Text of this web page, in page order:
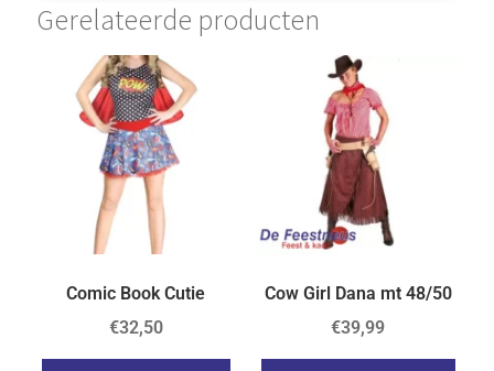
Gerelateerde producten
Comic Book Cutie
€32,50
Cow Girl Dana mt 48/50
€39,99